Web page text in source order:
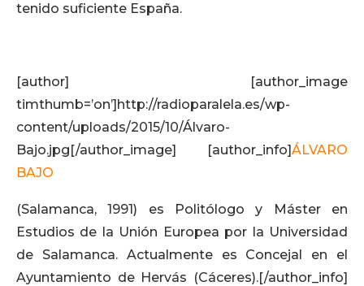
tenido suficiente España.
[author] [author_image
timthumb=’on’]http://radioparalela.es/wp-
content/uploads/2015/10/Álvaro-
Bajo.jpg[/author_image] [author_info]ÁLVARO
BAJO
(Salamanca, 1991) es Politólogo y Máster en
Estudios de la Unión Europea por la Universidad
de Salamanca. Actualmente es Concejal en el
Ayuntamiento de Hervás (Cáceres).[/author_info]